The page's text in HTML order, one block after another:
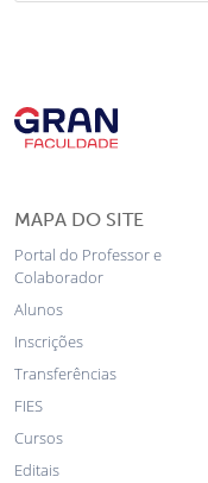
MAPA DO SITE
Portal do Professor e
Colaborador
Alunos
Inscrições
Transferências
FIES
Cursos
Editais